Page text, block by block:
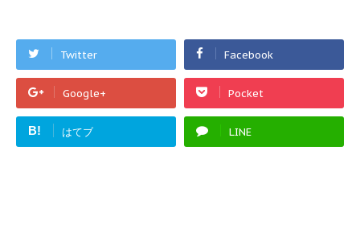
Twitter Facebook
Google+ Pocket
B! はてブ LINE